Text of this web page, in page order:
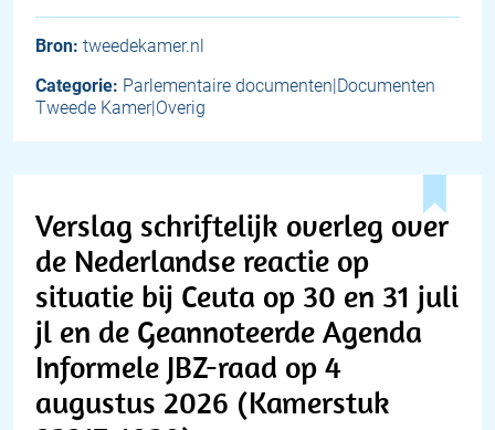
Bron: tweedekamer.nl
Categorie: Parlementaire documenten|Documenten
Tweede Kamer|Overig
Verslag schriftelijk overleg over
de Nederlandse reactie op
situatie bij Ceuta op 30 en 31 juli
jl en de Geannoteerde Agenda
Informele JBZ-raad op 4
augustus 2026 (Kamerstuk